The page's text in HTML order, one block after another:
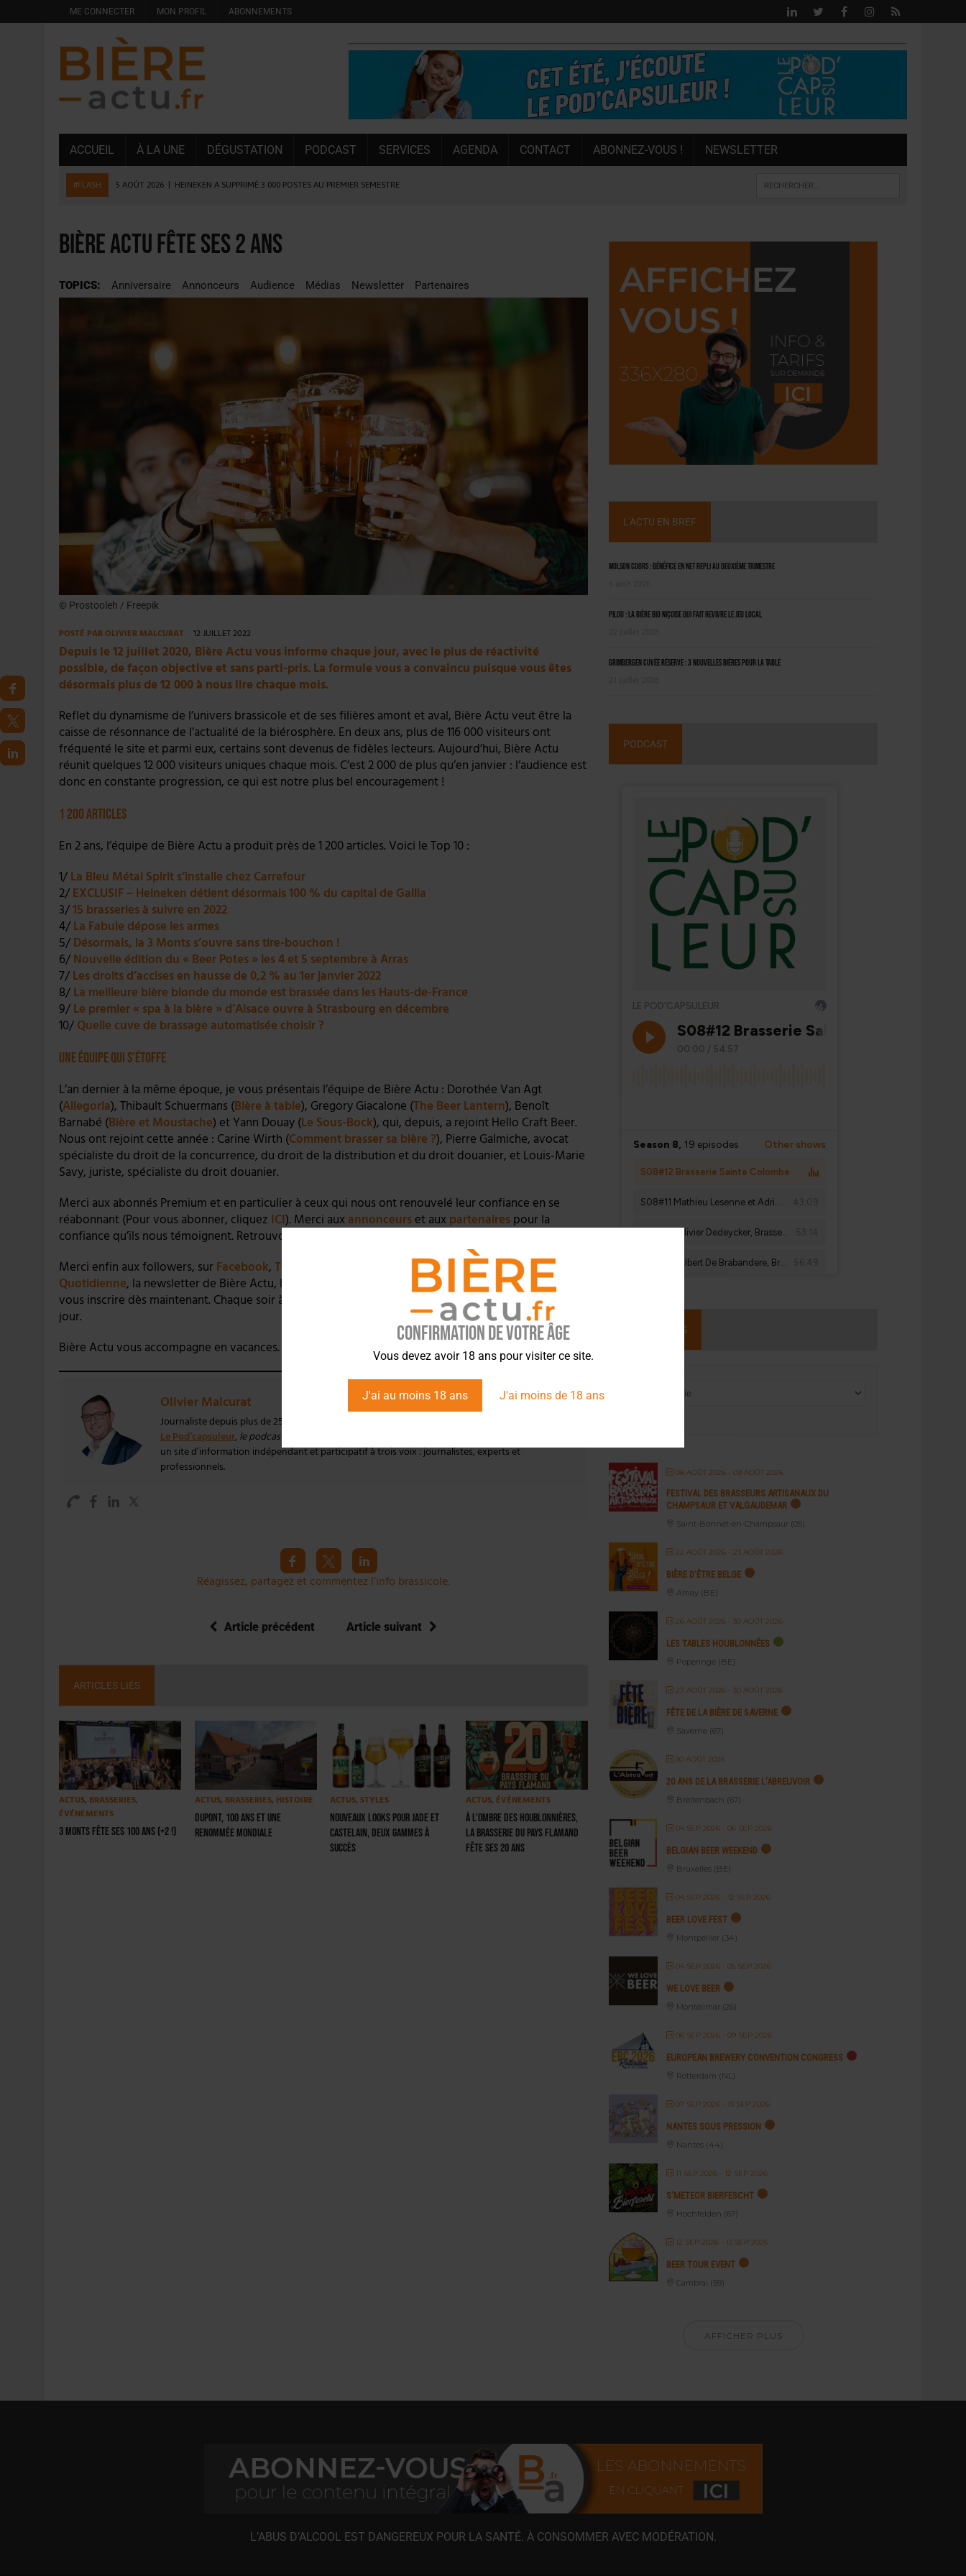
Confirmation de votre âge
Vous devez avoir 18 ans pour visiter ce site.
J'ai au moins 18 ans J'ai moins de 18 ans
ME CONNECTER MON PROFIL ABONNEMENTS
ACCUEIL À LA UNE DÉGUSTATION PODCAST SERVICES AGENDA CONTACT ABONNEZ-VOUS ! NEWSLETTER
#FLASH 5 AOÛT 2026 ISÈRE : LA BRASSERIE DU DAUPHINÉ AUGMENTE SA CAPACITÉ DE 50 %
4 AOÛT 2026 | LA GÉNÉRATION Z ET LA MODÉRATION RÉINVENTENT LE MARCHÉ [ÉTUDE]
3 AOÛT 2026 | CONSOMMATION : LA VISION DU GROUPE ANTHONY MARTIN
31 JUILLET 2026 PODCAST – BRASSERIE SAINTE COLOMBE, 30 ANS, PIONNIÈRE EN ILLE-ET-VILAINE
HEINEKEN A SUPPRIMÉ 3 000 POSTES AU PREMIER SEMESTRE
Bière Actu fête ses 2 ans
TOPICS: Anniversaire Annonceurs Audience Médias Newsletter Partenaires
© Prostooleh / Freepik
POSTÉ PAROLIVIER MALCURAT 12 JUILLET 2022
Depuis le 12 juillet 2020, Bière Actu vous informe chaque jour, avec le plus de réactivité
possible, de façon objective et sans parti-pris. La formule vous a convaincu puisque vous êtes
désormais plus de 12 000 à nous lire chaque mois.
Reflet du dynamisme de l’univers brassicole et de ses filières amont et aval, Bière Actu veut être la
caisse de résonnance de l’actualité de la biérosphère. En deux ans, plus de 116 000 visiteurs ont
fréquenté le site et parmi eux, certains sont devenus de fidèles lecteurs. Aujourd’hui, Bière Actu
réunit quelques 12 000 visiteurs uniques chaque mois. C’est 2 000 de plus qu’en janvier : l’audience est
donc en constante progression, ce qui est notre plus bel encouragement !
1 200 articles
En 2 ans, l’équipe de Bière Actu a produit près de 1 200 articles. Voici le Top 10 :
1/ La Bleu Métal Spirit s’installe chez Carrefour
2/ EXCLUSIF – Heineken détient désormais 100 % du capital de Gallia
3/15 brasseries à suivre en 2022
4/ La Fabule dépose les armes
5/ Désormais, la 3 Monts s’ouvre sans tire-bouchon !
6/ Nouvelle édition du « Beer Potes » les 4 et 5 septembre à Arras
7/ Les droits d’accises en hausse de 0,2 % au 1er janvier 2022
8/ La meilleure bière blonde du monde est brassée dans les Hauts-de-France
9/ Le premier « spa à la bière » d’Alsace ouvre à Strasbourg en décembre
10/ Quelle cuve de brassage automatisée choisir ?
Une équipe qui s’étoffe
L’an dernier à la même époque, je vous présentais l’équipe de Bière Actu : Dorothée Van Agt
(Allegoria), Thibault Schuermans (Bière à table), Gregory Giacalone (The Beer Lantern), Benoît
Barnabé (Bière et Moustache) et Yann Douay (Le Sous-Bock), qui, depuis, a rejoint Hello Craft Beer.
Nous ont rejoint cette année : Carine Wirth (Comment brasser sa bière ?), Pierre Galmiche, avocat
spécialiste du droit de la concurrence, du droit de la distribution et du droit douanier, et Louis-Marie
Savy, juriste, spécialiste du droit douanier.
Merci aux abonnés Premium et en particulier à ceux qui nous ont renouvelé leur confiance en se
réabonnant (Pour vous abonner, cliquez ICI). Merci aux annonceurs et aux partenaires pour la
confiance qu’ils nous témoignent. Retrouvons-nous à la rentrée, dans les salons et festivals.
Merci enfin aux followers, sur Facebook, Twitter LinkedInet aux abonnés deLa
Quotidienne, la newsletter de Bière Actu, lancée en octobre dernier. Si ce n’est déjà fait, pensez à
vous inscrire dès maintenant. Chaque soir à 18h30, vous recevrez par mail la synthèse des infos du
jour.
Bière Actu vous accompagne en vacances. Bon été à chacun.■
Olivier Malcurat
Journaliste depuis plus de 25 ans, Olivier Malcurat entre dans l’univers de la bière en 2018 avec
Le Pod’capsuleur, le podcast qui aime la bière et les brasseurs
un site d’information indépendant et participatif à trois voix : journalistes, experts et
professionnels.
Réagissez, partagez et commentez l’info brassicole.
Article précédent Article suivant
ARTICLES LIÉS
ACTUS, BRASSERIES,
ÉVÉNEMENTS
3 Monts fête ses 100 ans (+2 !)
ACTUS, BRASSERIES, HISTOIRE
Dupont, 100 ans et une
renommée mondiale
ACTUS,STYLES
Nouveaux looks pour Jade et
Castelain, deux gammes à
succès
ACTUS, ÉVÉNEMENTS
À l’ombre des houblonnières,
la Brasserie du Pays Flamand
fête ses 20 ans
L'ACTU EN BREF
Molson Coors : bénéfice en net repli au deuxième trimestre
Pilou : la bière bio niçoise qui fait revivre le jeu local
Grimbergen Cuvée Réserve : 3 nouvelles bières pour la table
PODCAST
ÉVÉNEMENTS
08 AOÛT 2026 - 09 AOÛT 2026
FESTIVAL DES BRASSEURS ARTISANAUX DU
CHAMPSAUR ET VALGAUDEMAR
Saint-Bonnet-en-Champsaur (05)
22 AOÛT 2026 - 23 AOÛT 2026
BIÈRE D’ÊTRE BELGE
Amay (BE)
26 AOÛT 2026 - 30 AOÛT 2026
LES TABLES HOUBLONNÉES
Poperinge (BE)
27 AOÛT 2026 - 30 AOÛT 2026
FÊTE DE LA BIÈRE DE SAVERNE
Saverne (67)
30 AOÛT 2026
20 ANS DE LA BRASSERIE L’ABREUVOIR
Breitenbach (67)
04 SEP 2026 - 06 SEP 2026
BELGIAN BEER WEEKEND
Bruxelles (BE)
04 SEP 2026 - 12 SEP 2026
BEER LOVE FEST
Montpellier (34)
04 SEP 2026 - 05 SEP 2026
WE LOVE BEER
Montélimar (26)
06 SEP 2026 - 09 SEP 2026
EUROPEAN BREWERY CONVENTION CONGRESS
Rotterdam (NL)
07 SEP 2026 - 13 SEP 2026
NANTES SOUS PRESSION
Nantes (44)
11 SEP 2026 - 12 SEP 2026
S’METEOR BIERFESCHT
Hochfelden (67)
12 SEP 2026 - 13 SEP 2026
BEER TOUR EVENT
Cambrai (59)
AFFICHER PLUS
L’ABUS D’ALCOOL EST DANGEREUX POUR LA SANTÉ. À CONSOMMER AVEC MODÉRATION.